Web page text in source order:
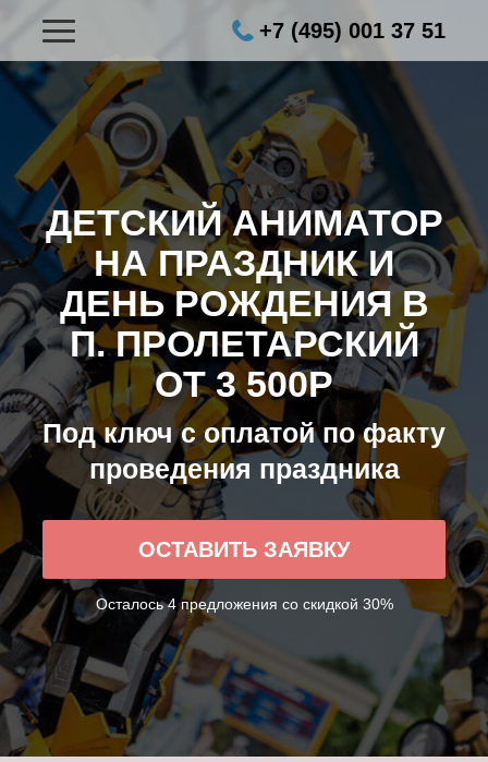
+7 (495) 001 37 51
ДЕТСКИЙ АНИМАТОР
НА ПРАЗДНИК И
ДЕНЬ РОЖДЕНИЯ В
П. ПРОЛЕТАРСКИЙ
ОТ 3 500Р
Под ключ с оплатой по факту
проведения праздника
ОСТАВИТЬ ЗАЯВКУ
Осталось 4 предложения со скидкой 30%